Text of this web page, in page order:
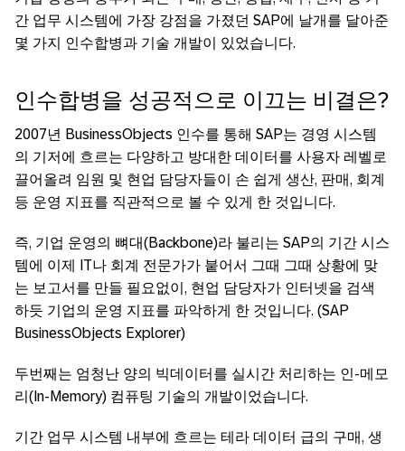
간 업무 시스템에 가장 강점을 가졌던 SAP에 날개를 달아준
몇 가지 인수합병과 기술 개발이 있었습니다.
인수합병을 성공적으로 이끄는 비결은?
2007년 BusinessObjects 인수를 통해 SAP는 경영 시스템
의 기저에 흐르는 다양하고 방대한 데이터를 사용자 레벨로
끌어올려 임원 및 현업 담당자들이 손 쉽게 생산, 판매, 회계
등 운영 지표를 직관적으로 볼 수 있게 한 것입니다.
즉, 기업 운영의 뼈대(Backbone)라 불리는 SAP의 기간 시스
템에 이제 IT나 회계 전문가가 붙어서 그때 그때 상황에 맞
는 보고서를 만들 필요없이, 현업 담당자가 인터넷을 검색
하듯 기업의 운영 지표를 파악하게 한 것입니다. (SAP
BusinessObjects Explorer)
두번째는 엄청난 양의 빅데이터를 실시간 처리하는 인-메모
리(In-Memory) 컴퓨팅 기술의 개발이었습니다.
기간 업무 시스템 내부에 흐르는 테라 데이터 급의 구매, 생